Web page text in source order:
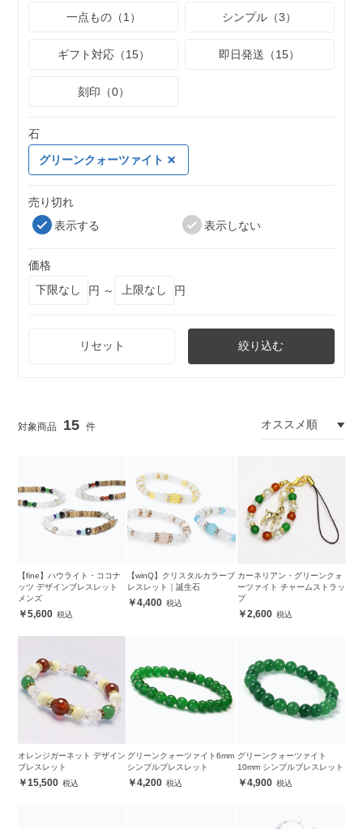
一点もの（1）
シンプル（3）
ギフト対応（15） 即日発送（15）
刻印（0）
石
グリーンクォーツァイト
売り切れ
表示する
表示しない
価格
円 ～
円
リセット 絞り込む
15
【fine】ハウライト・ココナ
ッツ デザインブレスレット
メンズ
5,600
【winQ】クリスタルカラーブ
レスレット｜誕生石
4,400
カーネリアン・グリーンクォ
ーツァイト チャームストラッ
プ
2,600
オレンジガーネット デザイン
ブレスレット
15,500
グリーンクォーツァイト6mm
シンプルブレスレット
4,200
グリーンクォーツァイト
10mm シンプルブレスレット
4,900